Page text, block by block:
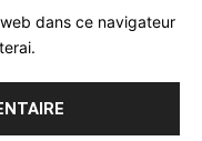
dans ce navigateur